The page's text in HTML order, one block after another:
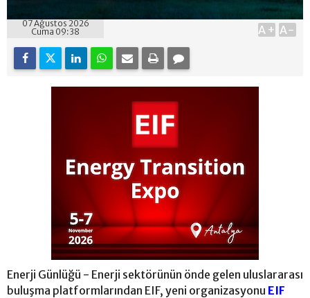
07 Ağustos 2026
Cuma 09:38
A+ A-
Enerji Günlüğü - Enerji sektörünün önde gelen uluslararası
buluşma platformlarından EIF, yeni organizasyonu EIF